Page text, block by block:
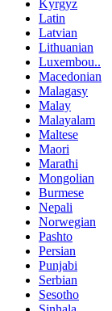
Kyrgyz
Latin
Latvian
Lithuanian
Luxembou..
Macedonian
Malagasy
Malay
Malayalam
Maltese
Maori
Marathi
Mongolian
Burmese
Nepali
Norwegian
Pashto
Persian
Punjabi
Serbian
Sesotho